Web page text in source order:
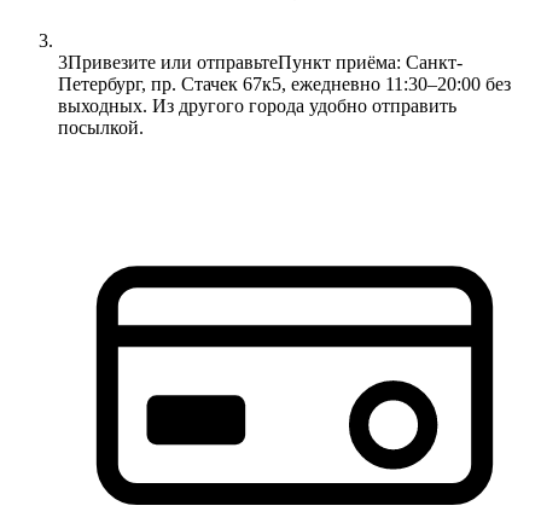
3Привезите или отправьтеПункт приёма: Санкт-
Петербург, пр. Стачек 67к5, ежедневно 11:30–20:00 без
выходных. Из другого города удобно отправить
посылкой.